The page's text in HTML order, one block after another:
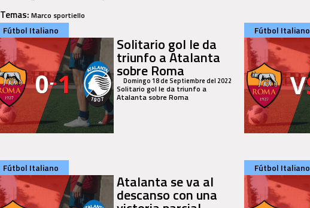
Temas: Marco sportiello
Fútbol Italiano
Solitario gol le da
triunfo a Atalanta
sobre Roma
Domingo 18 de Septiembre del 2022
Solitario gol le da triunfo a
Atalanta sobre Roma
Fútbol Italiano
Fútbol Italiano
Atalanta se va al
descanso con una
Fútbol Italiano